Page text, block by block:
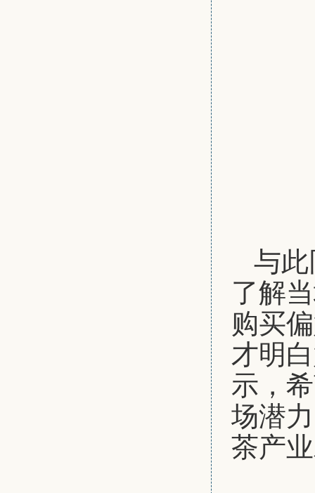
与
了解
购买
才明
示，
场潜
茶产